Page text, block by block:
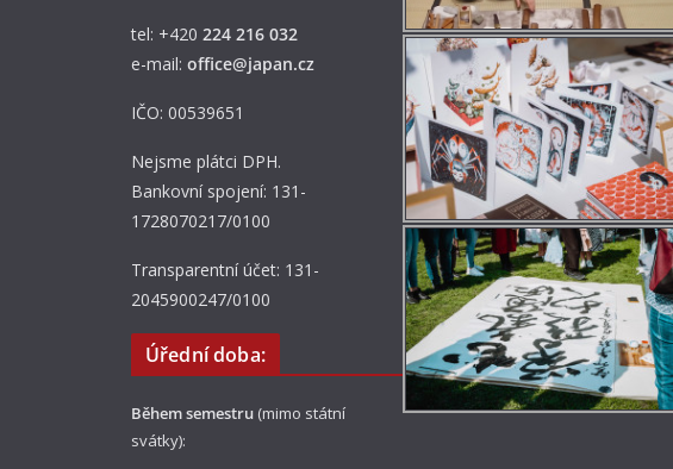
tel: +420 224 216 032
e-mail: office@japan.cz
IČO: 00539651
Nejsme plátci DPH.
Bankovní spojení: 131-
1728070217/0100
Transparentní účet: 131-
2045900247/0100
Úřední doba:
Během semestru (mimo státní
svátky):